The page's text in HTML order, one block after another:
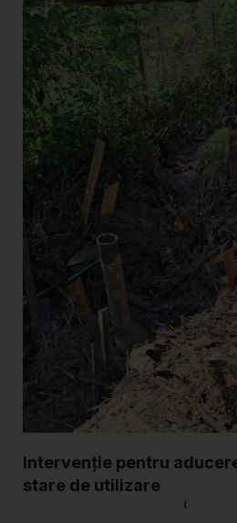
Intervenție pentru
stare de utilizare
VICEPRIMAR